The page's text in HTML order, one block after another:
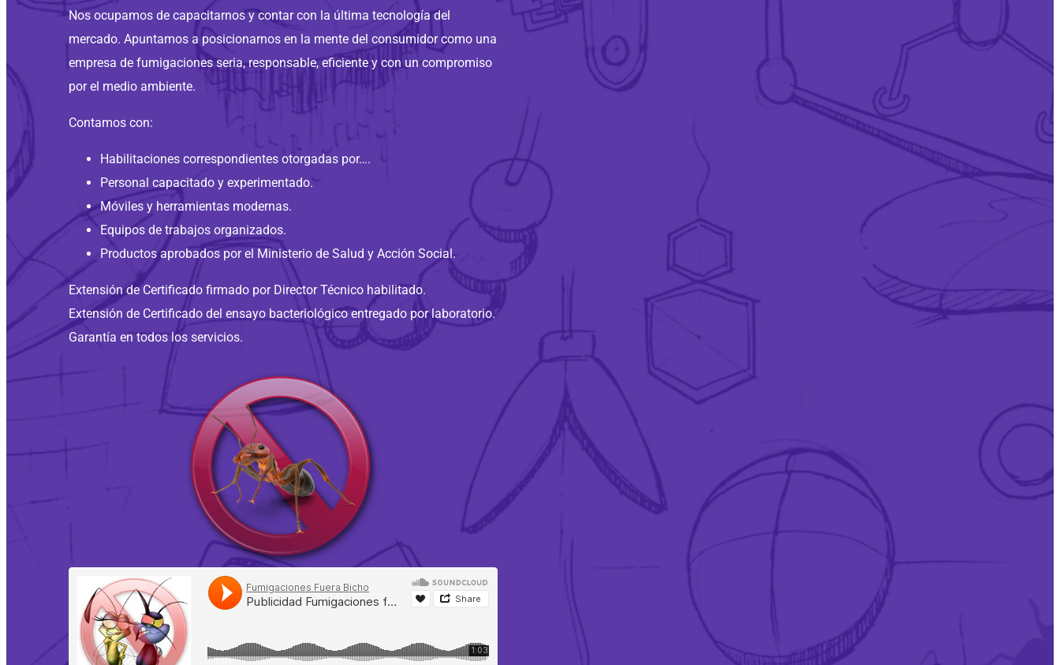
Nos ocupamos de capacitarnos y contar con la última tecnología del
mercado. Apuntamos a posicionarnos en la mente del consumidor como una
empresa de fumigaciones seria, responsable, eficiente y con un compromiso
por el medio ambiente.
Contamos con:
Habilitaciones correspondientes otorgadas por….
Personal capacitado y experimentado.
Móviles y herramientas modernas.
Equipos de trabajos organizados.
Productos aprobados por el Ministerio de Salud y Acción Social.
Extensión de Certificado firmado por Director Técnico habilitado.
Extensión de Certificado del ensayo bacteriológico entregado por laboratorio.
Garantía en todos los servicios.